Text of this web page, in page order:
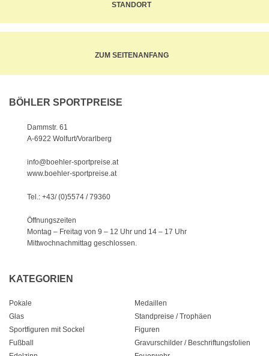
STANDORT
ZUM SEITENANFANG
BÖHLER SPORTPREISE
Dammstr. 61
A-6922 Wolfurt/Vorarlberg
info@boehler-sportpreise.at
www.boehler-sportpreise.at
Tel.: +43/ (0)5574 / 79360
Öffnungszeiten
Montag – Freitag von 9 – 12 Uhr und 14 – 17 Uhr
Mittwochnachmittag geschlossen.
KATEGORIEN
Pokale
Medaillen
Glas
Standpreise / Trophäen
Sportfiguren mit Sockel
Figuren
Fußball
Gravurschilder / Beschriftungsfolien